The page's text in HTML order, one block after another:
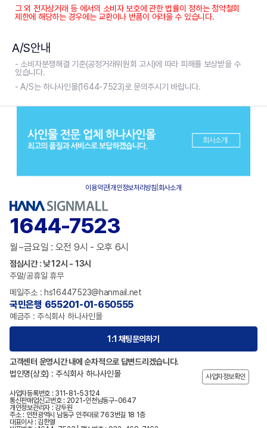
그 외 전자상거래 등 에서의 소비자 보호에 관한 법률이 정하는 청약철회
제한에 해당하는 경우에는 교환이나 반품이 어려울 수 있습니다.
A/S안내
- 소비자분쟁해결 기준(공정거래위원회 고시)에 따라 피해를 보상받을 수
있습니다.
- A/S는 하나사인몰(1644-7523)로 문의주시기 바랍니다.
이용약관|개인정보처리방침 회사소개
1644-7523
월~금요일 : 오전 9시 - 오후 6시
점심시간 : 낮 12시 - 13시
주말/공휴일 휴무
메일주소 : hs16447523@hanmail.net
국민은행 655201-01-650555
예금주 : 주식회사 하나사인몰
1:1 채팅문의하기
고객센터 운영시간 내에 순차적으로 답변드리겠습니다.
법인명(상호) : 주식회사 하나사인몰
사업자정보확인
사업자등록번호 : 311-81-53124
통신판매업신고번호 : 2021-인천남동구-0647
개인정보관리자 : 강두원
주소 : 인천광역시 남동구 인주대로 763번길 18 1층
대표이사 : 김한열